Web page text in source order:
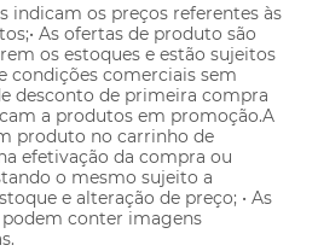
indicam os preços referentes às
As ofertas de produto são
os estoques e estão sujeitos
condições comerciais sem
desconto de primeira compra
a produtos em promoção.A
produto no carrinho de
efetivação da compra ou
o mesmo sujeito a
e alteração de preço; • As
conter imagens